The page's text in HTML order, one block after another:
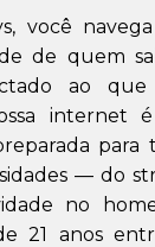
você
de quem
ao
internet
para
— do
no
21 anos